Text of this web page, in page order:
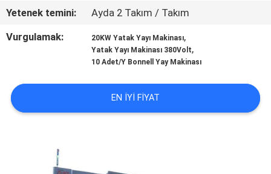
SERVIS
TALEPLERI
Yetenek temini:
Ayda 2 Takım / Takım
Vurgulamak:
20KW Yatak Yayı Makinası,
Yatak Yayı Makinası 380Volt,
10 Adet/Y Bonnell Yay Makinası
EN IYI FIYAT